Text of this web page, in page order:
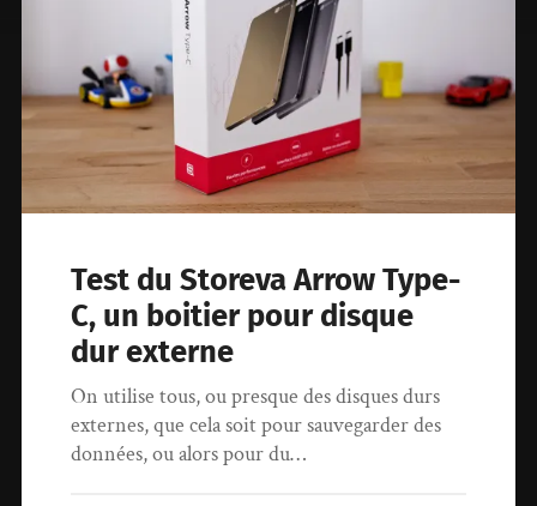
Test du Storeva Arrow Type-
C, un boitier pour disque
dur externe
On utilise tous, ou presque des disques durs
externes, que cela soit pour sauvegarder des
données, ou alors pour du…